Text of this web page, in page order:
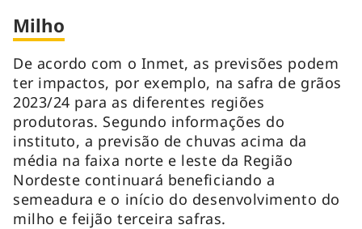
Milho
De acordo com o Inmet, as previsões podem
ter impactos, por exemplo, na safra de grãos
2023/24 para as diferentes regiões
produtoras. Segundo informações do
instituto, a previsão de chuvas acima da
média na faixa norte e leste da Região
Nordeste continuará beneficiando a
semeadura e o início do desenvolvimento do
milho e feijão terceira safras.